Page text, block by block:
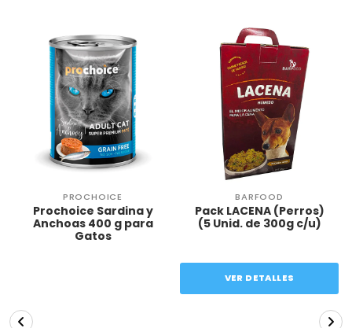
PROCHOICE
Prochoice Sardina y
Anchoas 400 g para
Gatos
BARFOOD
Pack LACENA (Perros)
(5 Unid. de 300g c/u)
VER DETALLES